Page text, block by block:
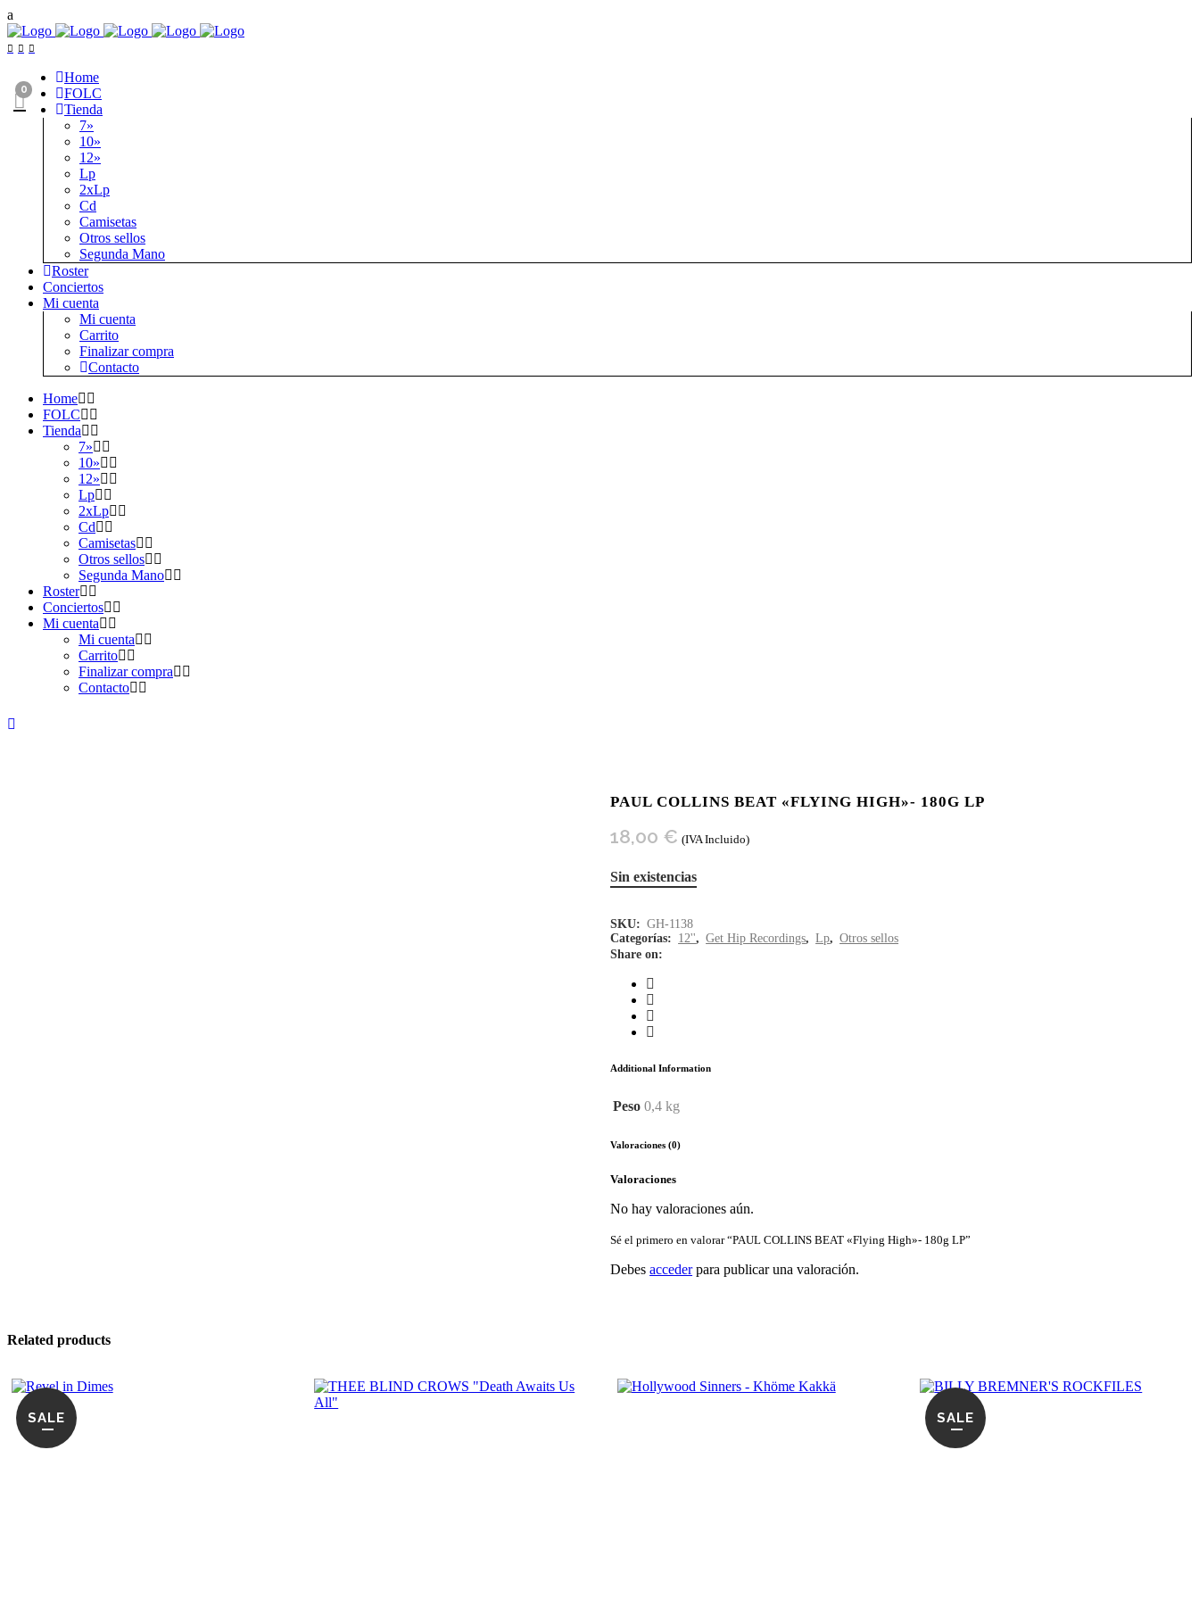
0
Home
FOLC
Tienda
7»
10»
12»
Lp
2xLp
Cd
Camisetas
Otros sellos
Segunda Mano
Roster
Conciertos
Mi cuenta
Mi cuenta
Carrito
Finalizar compra
Contacto
Home
FOLC
Tienda
7»
10»
12»
Lp
2xLp
Cd
Camisetas
Otros sellos
Segunda Mano
Roster
Conciertos
Mi cuenta
Mi cuenta
Carrito
Finalizar compra
Contacto
PAUL COLLINS BEAT «FLYING HIGH»- 180G LP
18,00 € (IVA Incluido)
Sin existencias
SKU: GH-1138
Categorías: 12'', Get Hip Recordings, Lp, Otros sellos
Share on:
Additional Information
Peso 0,4 kg
Valoraciones (0)
Valoraciones
No hay valoraciones aún.
Sé el primero en valorar “PAUL COLLINS BEAT «Flying High»- 180g LP”
Debesaccederpara publicar una valoración.
Related products
SALE SALE